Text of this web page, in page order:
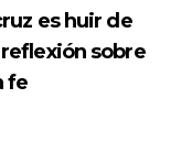
es huir de
sobre
fe